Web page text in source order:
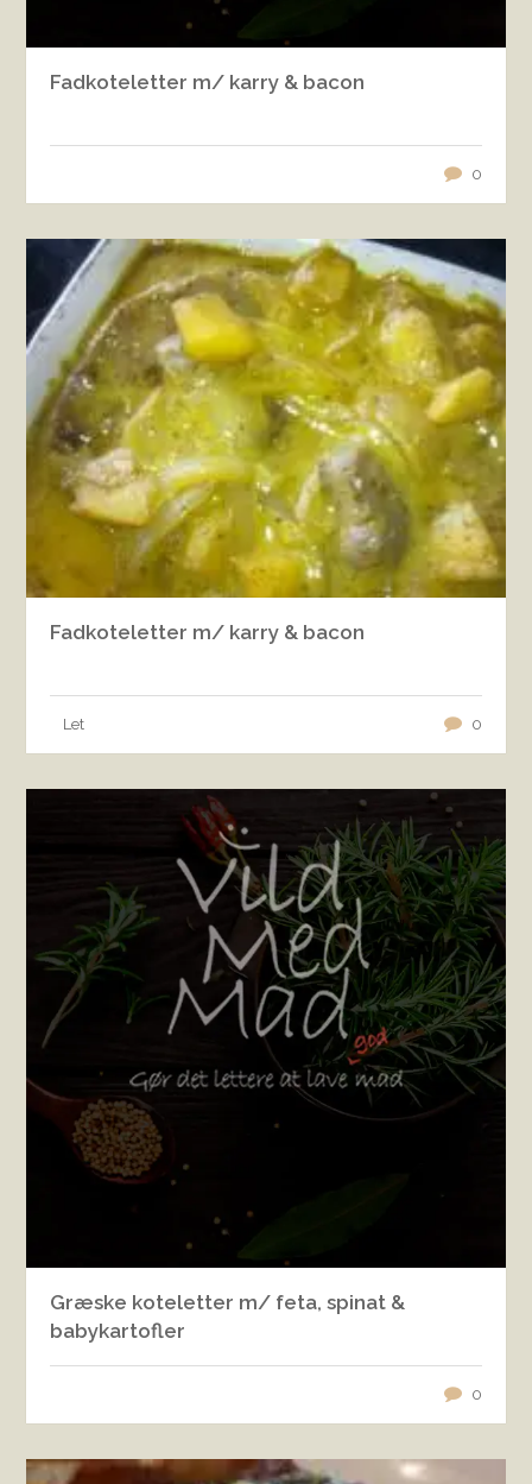
Fadkoteletter m/ karry & bacon
0
Fadkoteletter m/ karry & bacon
Let 0
Græske koteletter m/ feta, spinat &
babykartofler
0